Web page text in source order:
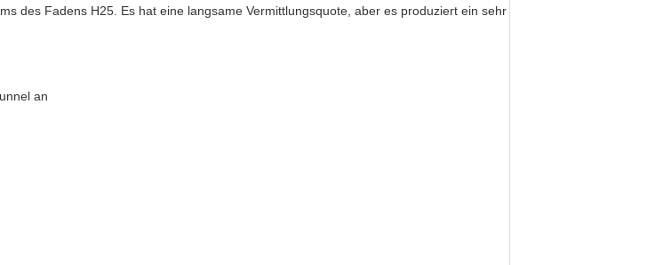
des Fadens H25. Es hat eine langsame Vermittlungsquote, aber es produziert ein sehr
an